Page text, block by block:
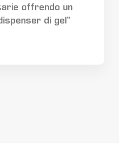
offrendo un
di gel”